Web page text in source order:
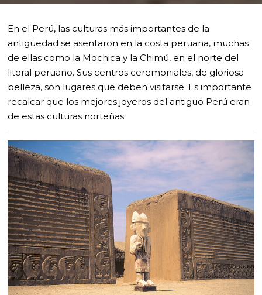
En el Perú, las culturas más importantes de la
antigüedad se asentaron en la costa peruana, muchas
de ellas como la Mochica y la Chimú, en el norte del
litoral peruano. Sus centros ceremoniales, de gloriosa
belleza, son lugares que deben visitarse. Es importante
recalcar que los mejores joyeros del antiguo Perú eran
de estas culturas norteñas.